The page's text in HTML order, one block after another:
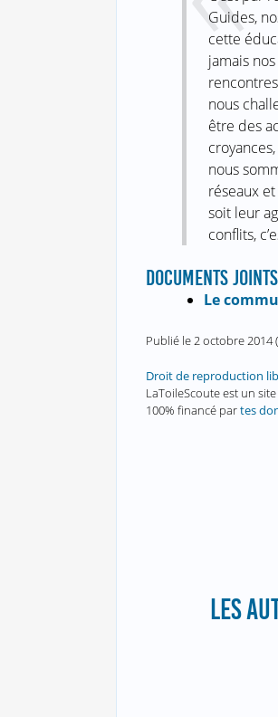
Guides,
cette
jamais
nous
être des
nous
réseaux
soit leur
conflits,
DOCUMENTS JOINTS
Le
Publié le2 octobre 2014
Droit de reproduction
LaToileScoute est un
100% financé partes
LES